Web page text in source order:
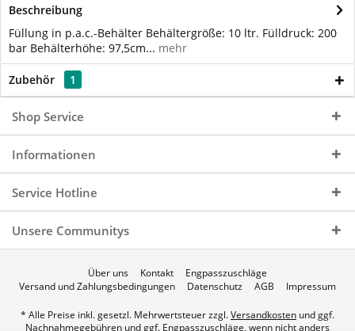
Beschreibung
Füllung in p.a.c.-Behälter Behältergröße: 10 ltr. Fülldruck: 200
bar Behälterhöhe: 97,5cm... mehr
Zubehör 1
Shop Service
Informationen
Service Hotline
Unsere Communitys
Über uns Kontakt
Engpasszuschläge
Versand und Zahlungsbedingungen
Datenschutz AGB Impressum
* Alle Preise inkl. gesetzl. Mehrwertsteuer zzgl.Versandkosten und ggf.
Nachnahmegebühren und ggf. Engpasszuschläge, wenn nicht anders